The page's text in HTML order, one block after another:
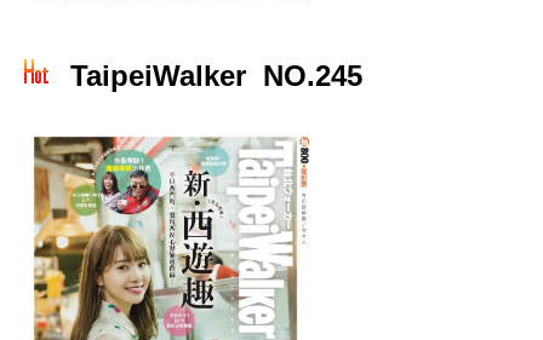
TaipeiWalker NO.245